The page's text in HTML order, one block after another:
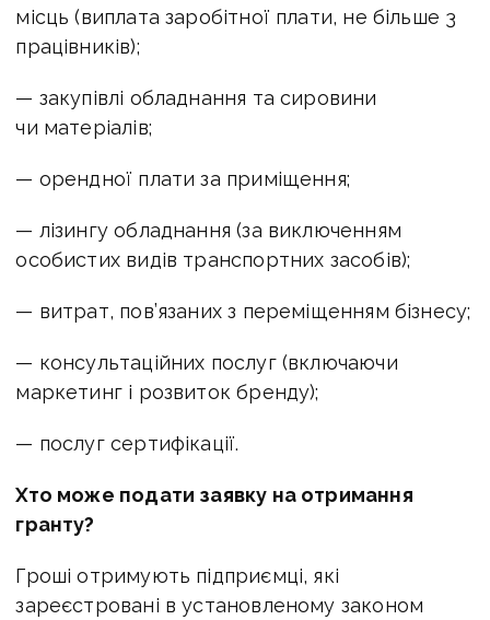
місць (виплата заробітної плати, не більше 3
працівників);
— закупівлі обладнання та сировини
чи матеріалів;
— орендної плати за приміщення;
— лізингу обладнання (за виключенням
особистих видів транспортних засобів);
— витрат, пов’язаних з переміщенням бізнесу;
— консультаційних послуг (включаючи
маркетинг і розвиток бренду);
— послуг сертифікації.
Хто може подати заявку на отримання
гранту?
Гроші отримують підприємці, які
зареєстровані в установленому законом